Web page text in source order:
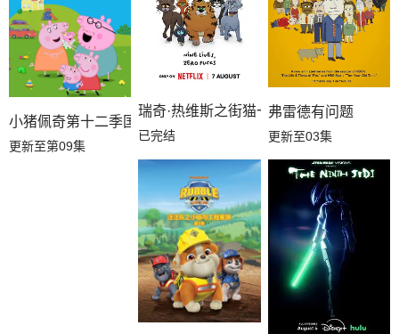
小猪佩奇第十二季国语
更新至第09集
瑞奇·热维斯之街猫一族
已完结
弗雷德有问题
更新至03集